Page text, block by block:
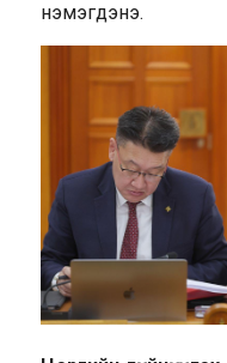
нэмэгдэнэ.